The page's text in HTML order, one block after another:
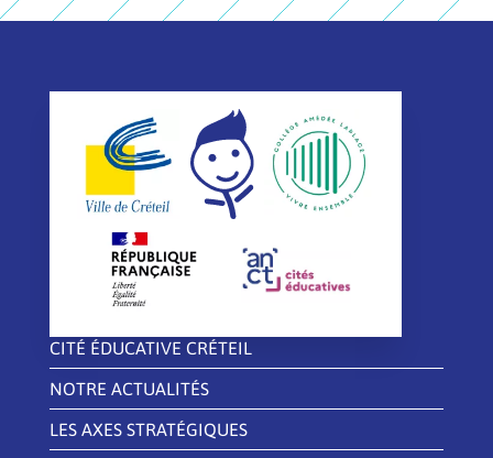
CITÉ ÉDUCATIVE CRÉTEIL
NOTRE ACTUALITÉS
LES AXES STRATÉGIQUES